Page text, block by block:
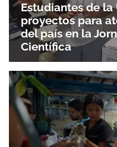
Estudiantes de la
proyectos para
del país en la
Científica